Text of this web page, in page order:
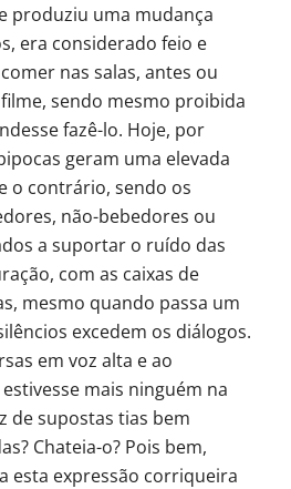
produziu uma mudança
era considerado feio e
nas salas, antes ou
sendo mesmo proibida
fazê-lo. Hoje, por
geram uma elevada
o contrário, sendo os
não-bebedores ou
a suportar o ruído das
com as caixas de
mesmo quando passa um
excedem os diálogos.
em voz alta e ao
mais ninguém na
de supostas tias bem
Chateia-o? Pois bem,
esta expressão corriqueira